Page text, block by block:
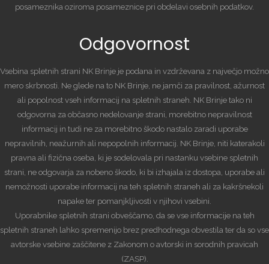
posameznika oziroma posameznice pri obdelavi osebnih podatkov.
Odgovornost
Vsebina spletnih strani NK Brinje je podana in vzdrževana z največjo možno
mero skrbnosti. Ne glede na to NK Brinje, ne jamči za pravilnost, ažurnost
ali popolnost vseh informacij na spletnih straneh. NK Brinje tako ni
odgovorna za občasno nedelovanje strani, morebitno nepravilnost
informacij in tudi ne za morebitno škodo nastalo zaradi uporabe
nepravilnih, neažurnih ali nepopolnih informacij. NK Brinje, niti katerakoli
pravna ali fizična oseba, ki je sodelovala pri nastanku vsebine spletnih
strani, ne odgovarja za nobeno škodo, ki bi izhajala iz dostopa, uporabe ali
nemožnosti uporabe informacij na teh spletnih straneh ali za kakršnekoli
napake ter pomanjkljivosti v njihovi vsebini.
Uporabnike spletnih strani obveščamo, da se vse informacije na teh
spletnih straneh lahko spremenijo brez predhodnega obvestila ter da so vse
avtorske vsebine zaščitene z Zakonom o avtorski in sorodnih pravicah
(ZASP).